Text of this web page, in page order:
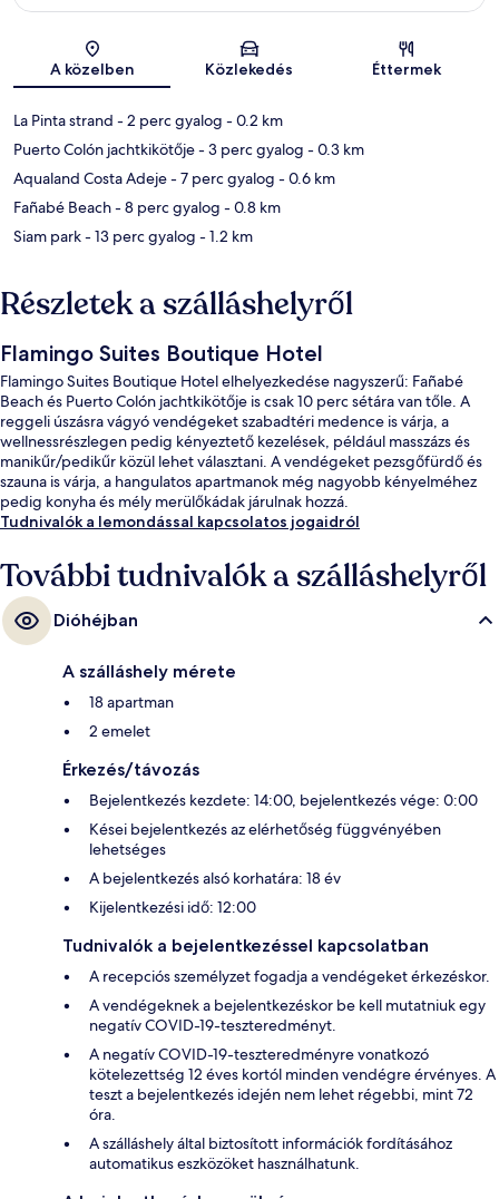
A közelben Közlekedés Éttermek
La Pinta strand - 2 perc gyalog - 0.2 km
Puerto Colón jachtkikötője- 3 perc gyalog - 0.3 km
Aqualand Costa Adeje- 7 perc gyalog - 0.6 km
Fañabé Beach- 8 perc gyalog - 0.8 km
Siam park- 13 perc gyalog - 1.2 km
Részletek a szálláshelyről
Flamingo Suites Boutique Hotel
Flamingo Suites Boutique Hotel elhelyezkedése nagyszerű: Fañabé
Beach és Puerto Colón jachtkikötője is csak 10 perc sétára van tőle. A
reggeli úszásra vágyó vendégeket szabadtéri medence is várja, a
wellnessrészlegen pedig kényeztető kezelések, például masszázs és
manikűr/pedikűr közül lehet választani. A vendégeket pezsgőfürdő és
szauna is várja, a hangulatos apartmanok még nagyobb kényelméhez
pedig konyha és mély merülőkádak járulnak hozzá.
Tudnivalók a lemondással kapcsolatos jogaidról
További tudnivalók a szálláshelyről
Dióhéjban
A szálláshely mérete
18 apartman
2 emelet
Érkezés/távozás
Bejelentkezés kezdete: 14:00, bejelentkezés vége: 0:00
Kései bejelentkezés az elérhetőség függvényében
lehetséges
A bejelentkezés alsó korhatára: 18 év
Kijelentkezési idő: 12:00
Tudnivalók a bejelentkezéssel kapcsolatban
A recepciós személyzet fogadja a vendégeket érkezéskor.
A vendégeknek a bejelentkezéskor be kell mutatniuk egy
negatív COVID-19-teszteredményt.
A negatív COVID-19-teszteredményre vonatkozó
kötelezettség 12 éves kortól minden vendégre érvényes. A
teszt a bejelentkezés idején nem lehet régebbi, mint 72
óra.
A szálláshely által biztosított információk fordításához
automatikus eszközöket használhatunk.